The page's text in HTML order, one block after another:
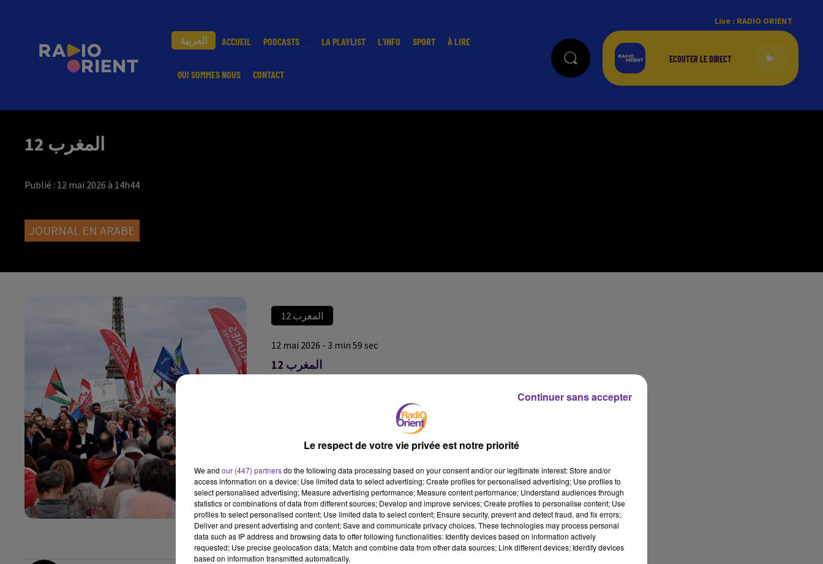
العربية ACCUEIL PODCASTS LA PLAYLIST L'INFO SPORT À LIRE
QUI SOMMES NOUS CONTACT
Live : RADIO ORIENT
المغرب 12
Publié : 12 mai 2026 à 14h44
JOURNAL EN ARABE
المغرب 12
12 mai 2026 - 3 min 59 sec
المغرب 12
Le respect de votre vie privée est notre priorité
We and our (447) partnersdo the following data processing based on your consent and/or our legitimate interest: Store and/or
access information on a device; Use limited data to select advertising; Create profiles for personalised advertising; Use profiles to
select personalised advertising; Measure advertising performance; Measure content performance; Understand audiences through
statistics or combinations of data from different sources; Develop and improve services; Create profiles to personalise content; Use
profiles to select personalised content; Use limited data to select content; Ensure security, prevent and detect fraud, and fix errors;
Deliver and present advertising and content; Save and communicate privacy choices. These technologies may process personal
data such as IP address and browsing data to offer following functionalities: Identify devices based on information actively
requested; Use precise geolocation data; Match and combine data from other data sources; Link different devices; Identify devices
based on information transmitted automatically.
Continuer sans accepter